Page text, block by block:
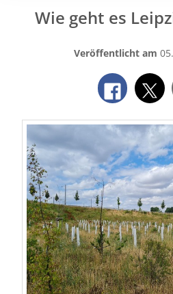
Wie geht es
Veröffentlicht am